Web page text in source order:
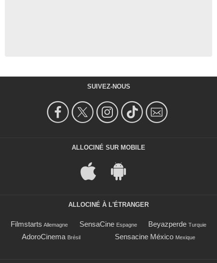
SUIVEZ-NOUS
ALLOCINÉ SUR MOBILE
ALLOCINÉ À L'ÉTRANGER
Filmstarts Allemagne SensaCine Espagne Beyazperde Turquie
AdoroCinema Brésil Sensacine México Mexique